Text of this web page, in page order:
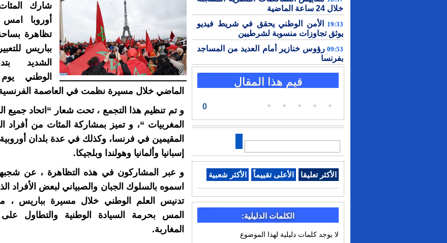
خلال 24 ساعة الماضية
19:33 الأمن الوطني يحقق في شريط فيديو
يوثق تجاوزات منسوبة لشرطيين
09:53 رؤوس خنازير أمام العديد من المساجد
بفرنسا
قيم هذا المقال
0
الأكثر تعليقا الأعلى تقييماً الأكثر شعبية
الكلمات الدليلية:
لا يوجد كلمات دليلية لهذا الموضوع
شارك
أوروبا
تظاهرة
بباريس
الشديد
الماضي خلال مسيرة نظمت في العاصمة
و تم تنظيم هذا التجمع ، تحت شعار “اتحاد جميع
المغربيات “، و تميز بمشاركة المئات من أفراد
المقيمين في فرنسا، وكذلك في عدة بلدان
إسبانيا وألمانيا وهولندا وبلجيكا.
و عبر المشاركون في هذه التظاهرة ، عن
اسموه بالسلوك الجبان والصبياني لبعض الأفراد
تدنيس العلم الوطني خلال مسيرة بباريس ،
المس بحرمة السيادة الوطنية والتطاول
المغاربة.